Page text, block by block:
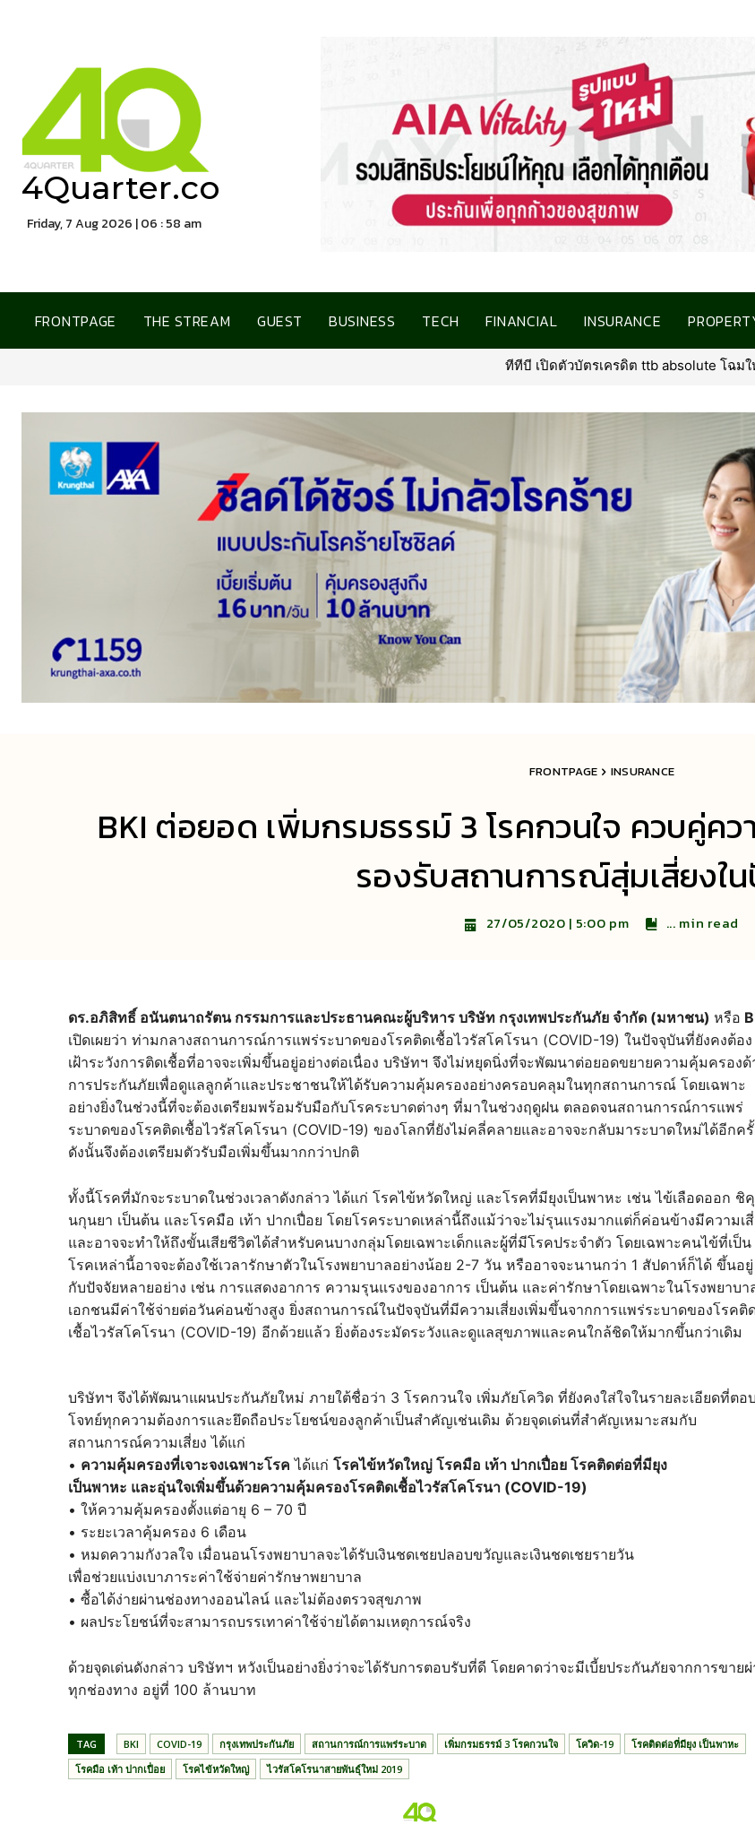
4Quarter.co
Friday, 7 Aug 2026 | 06 : 58 am
FRONTPAGE THE STREAM GUEST BUSINESS TECH FINANCIAL INSURANCE
ทีทีบี เปิดตัวบัตรเครดิต ttb absolute โฉมใหม่ ภายใต้คอนเซ็ปต์ “North Star of
FRONTPAGE INSURANCE
BKI ต่อยอด เพิ่มกรมธรรม์ 3 โรคกวนใจ ควบคู่ค
รองรับสถานการณ์สุ่มเสี่ยงใ
27/05/2020 | 5:00 pm ... min read
ดร.อภิสิทธิ์ อนันตนาถรัตน กรรมการและประธานคณะผู้บริหาร บริษัท กรุงเทพประกันภัย จำกัด (มหาชน) หรือ
เปิดเผยว่า ท่ามกลางสถานการณ์การแพร่ระบาดของโรคติดเชื้อไวรัสโคโรนา (COVID-19) ในปัจจุบันที่ยังคงต้อง
เฝ้าระวังการติดเชื้อที่อาจจะเพิ่มขึ้นอยู่อย่างต่อเนื่อง บริษัทฯ จึงไม่หยุดนิ่งที่จะพัฒนาต่อยอดขยายความคุ้มครอง
การประกันภัยเพื่อดูแลลูกค้าและประชาชนให้ได้รับความคุ้มครองอย่างครอบคลุมในทุกสถานการณ์ โดยเฉพาะ
อย่างยิ่งในช่วงนี้ที่จะต้องเตรียมพร้อมรับมือกับโรคระบาดต่างๆ ที่มาในช่วงฤดูฝน ตลอดจนสถานการณ์การแพร่
ระบาดของโรคติดเชื้อไวรัสโคโรนา (COVID-19) ของโลกที่ยังไม่คลี่คลายและอาจจะกลับมาระบาดใหม่ได้อีกครั้
ดังนั้นจึงต้องเตรียมตัวรับมือเพิ่มขึ้นมากกว่าปกติ
ทั้งนี้โรคที่มักจะระบาดในช่วงเวลาดังกล่าว ได้แก่ โรคไข้หวัดใหญ่ และโรคที่มียุงเป็นพาหะ เช่น ไข้เลือดออก ชิคุ
นกุนยา เป็นต้น และโรคมือ เท้า ปากเปื่อย โดยโรคระบาดเหล่านี้ถึงแม้ว่าจะไม่รุนแรงมากแต่ก็ค่อนข้างมีความเสี่
และอาจจะทำให้ถึงขั้นเสียชีวิตได้สำหรับคนบางกลุ่มโดยเฉพาะเด็กและผู้ที่มีโรคประจำตัว โดยเฉพาะคนไข้ที่เป็น
โรคเหล่านี้อาจจะต้องใช้เวลารักษาตัวในโรงพยาบาลอย่างน้อย 2-7 วัน หรืออาจจะนานกว่า 1 สัปดาห์ก็ได้ ขึ้นอยู่
กับปัจจัยหลายอย่าง เช่น การแสดงอาการ ความรุนแรงของอาการ เป็นต้น และค่ารักษาโดยเฉพาะในโรงพยาบา
เอกชนมีค่าใช้จ่ายต่อวันค่อนข้างสูง ยิ่งสถานการณ์ในปัจจุบันที่มีความเสี่ยงเพิ่มขึ้นจากการแพร่ระบาดของโรคติ
เชื้อไวรัสโคโรนา (COVID-19) อีกด้วยแล้ว ยิ่งต้องระมัดระวังและดูแลสุขภาพและคนใกล้ชิดให้มากขึ้นกว่าเดิม
บริษัทฯ จึงได้พัฒนาแผนประกันภัยใหม่ ภายใต้ชื่อว่า 3 โรคกวนใจ เพิ่มภัยโควิด ที่ยังคงใส่ใจในรายละเอียดที่ตอบ
โจทย์ทุกความต้องการและยึดถือประโยชน์ของลูกค้าเป็นสำคัญเช่นเดิม ด้วยจุดเด่นที่สำคัญเหมาะสมกับ
สถานการณ์ความเสี่ยง ได้แก่
• ความคุ้มครองที่เจาะจงเฉพาะโรค ได้แก่ โรคไข้หวัดใหญ่ โรคมือ เท้า ปากเปื่อย โรคติดต่อที่มียุง
เป็นพาหะ และอุ่นใจเพิ่มขึ้นด้วยความคุ้มครองโรคติดเชื้อไวรัสโคโรนา (COVID-19)
• ให้ความคุ้มครองตั้งแต่อายุ 6 – 70 ปี
• ระยะเวลาคุ้มครอง 6 เดือน
• หมดความกังวลใจ เมื่อนอนโรงพยาบาลจะได้รับเงินชดเชยปลอบขวัญและเงินชดเชยรายวัน
เพื่อช่วยแบ่งเบาภาระค่าใช้จ่ายค่ารักษาพยาบาล
• ซื้อได้ง่ายผ่านช่องทางออนไลน์ และไม่ต้องตรวจสุขภาพ
• ผลประโยชน์ที่จะสามารถบรรเทาค่าใช้จ่ายได้ตามเหตุการณ์จริง
ด้วยจุดเด่นดังกล่าว บริษัทฯ หวังเป็นอย่างยิ่งว่าจะได้รับการตอบรับที่ดี โดยคาดว่าจะมีเบี้ยประกันภัยจากการขาย
ทุกช่องทาง อยู่ที่ 100 ล้านบาท
TAG BKI COVID-19 กรุงเทพประกันภัย สถานการณ์การแพร่ระบาด เพิ่มกรมธรรม์ 3 โรคกวนใจ โควิด-19
โรคติดต่อที่มียุง เป็นพาหะ
โรคมือ เท้า ปากเปื่อย
โรคไข้หวัดใหญ่ ไวรัสโคโรนาสายพันธุ์ใหม่ 2019